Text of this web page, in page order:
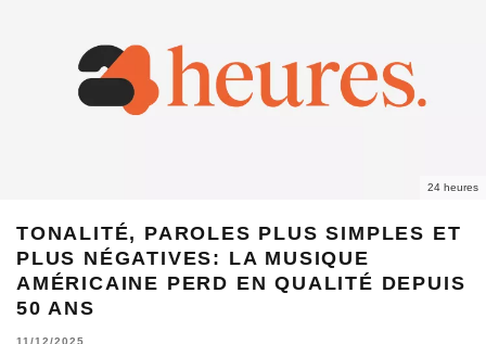
24 heures
TONALITÉ, PAROLES PLUS SIMPLES ET
PLUS NÉGATIVES: LA MUSIQUE
AMÉRICAINE PERD EN QUALITÉ DEPUIS
50 ANS